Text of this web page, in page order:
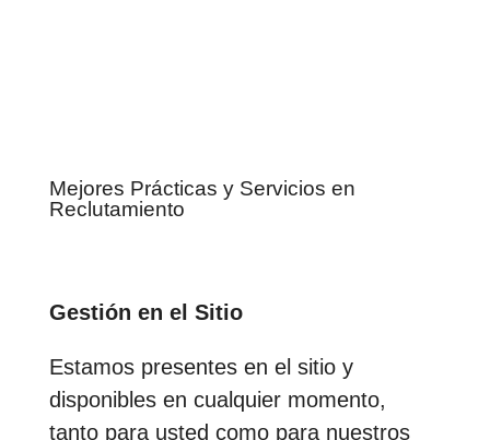
Mejores Prácticas y Servicios en
Reclutamiento
Gestión en el Sitio
Estamos presentes en el sitio y
disponibles en cualquier momento,
tanto para usted como para nuestros